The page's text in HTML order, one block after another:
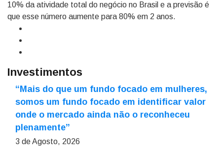
10% da atividade total do negócio no Brasil e a previsão é
que esse número aumente para 80% em 2 anos.
Investimentos
“Mais do que um fundo focado em mulheres,
somos um fundo focado em identificar valor
onde o mercado ainda não o reconheceu
plenamente”
3 de Agosto, 2026